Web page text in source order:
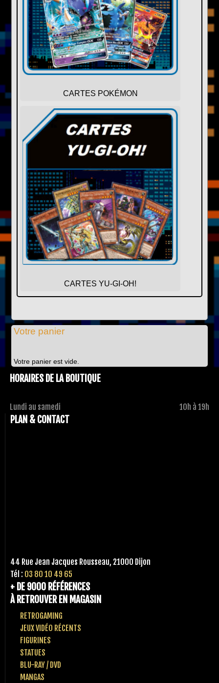
CARTES POKÉMON
CARTES YU-GI-OH!
Votre panier
Votre panier est vide.
HORAIRES DE LA BOUTIQUE
Lundi au samedi 10h à 19h
PLAN & CONTACT
44 Rue Jean Jacques Rousseau, 21000 Dijon
Tél : 03 80 10 49 65
+ DE 9000 RÉFÉRENCES
À RETROUVER EN MAGASIN
RETROGAMING
JEUX VIDÉO RÉCENTS
FIGURINES
STATUES
BLU-RAY / DVD
MANGAS